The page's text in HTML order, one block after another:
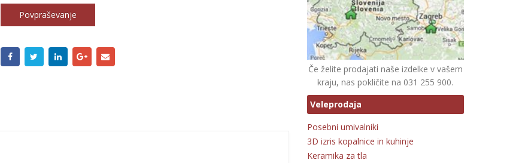
Povpraševanje
Če želite prodajati naše izdelke v vašem
kraju, nas pokličite na 031 255 900.
Veleprodaja
Posebni umivalniki
3D izris kopalnice in kuhinje
Keramika za tla